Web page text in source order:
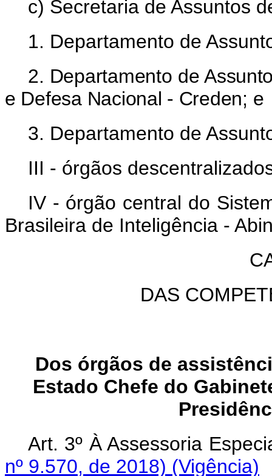
c) Secretaria de Assuntos
1. Departamento de
2. Departamento de
e Defesa Nacional - Creden; e
3. Departamento de
III - órgãos
IV - órgão central do
Brasileira de Inteligência -
DAS
Dos órgãos de
Estado Chefe do
Art. 3º À Assessoria
nº 9.570, de 2018) (Vigência)